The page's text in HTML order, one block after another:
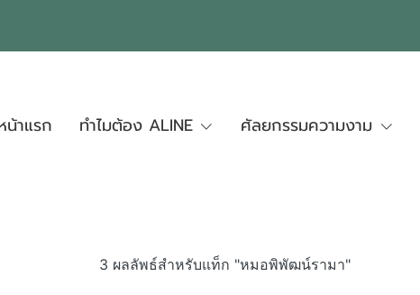
น้าแรก ทำไมต้อง ALINE ศัลยกรรมความงาม
3 ผลลัพธ์สำหรับแท็ก "หมอพิพัฒน์รามา"